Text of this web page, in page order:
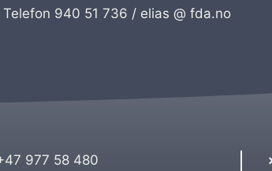
Telefon 940 51 736 /elias @ fda.no
977 58 480